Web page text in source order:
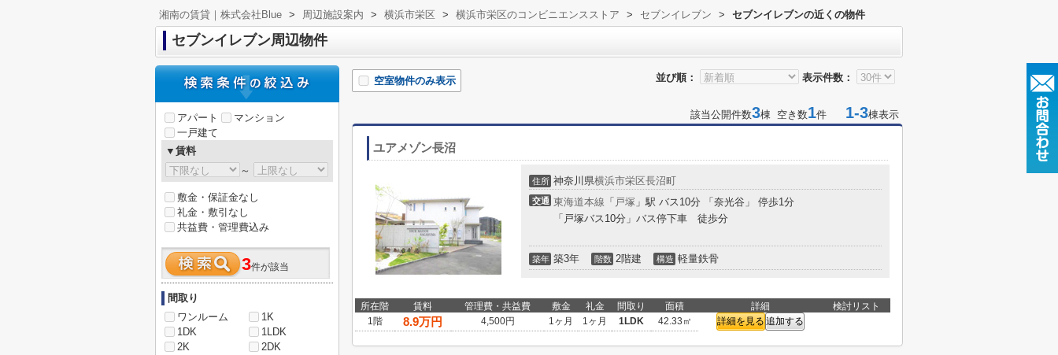
湘南の賃貸｜株式会社Blue > 周辺施設案内 > 横浜市栄区 > 横浜市栄区のコンビニエンスストア > セブンイレブン > セブンイレブンの近くの物件
セブンイレブン周辺物件
並び順： 表示件数：
空室物件のみ表示
該当公開件数3棟 空き数1件 1-3棟表示
ユアメゾン長沼
住所 神奈川県横浜市栄区長沼町
交通 東海道本線 「 戸塚 」駅 バス10分 「奈光谷」 停歩1分
「戸塚バス10分」バス停下車 徒歩分
築年 築3年 階数 2階建 構造 軽量鉄骨
所在階 賃料 管理費・共益費 敷金 礼金 間取り 面積 詳細
検討リスト
1階
8.9万円 4,500円 1ヶ月 1ヶ月 1LDK 42.33㎡ 詳細を見る 追加する
アパート
マンション
一戸建て
▼賃料
～
敷金・保証金なし
礼金・敷引なし
共益費・管理費込み
3件が該当
間取り
ワンルーム
1K
1DK
1LDK
2K
2DK